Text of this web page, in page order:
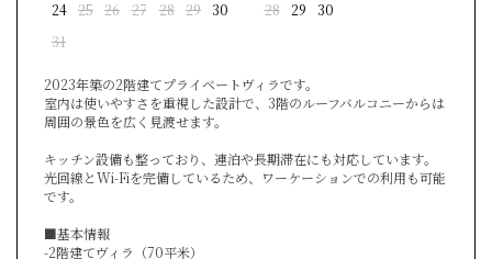
24 25 26 27 28 29
30
31
28 29 30
2023年築の2階建てプライベートヴィラです。
室内は使いやすさを重視した設計で、3階のルーフバルコニーからは
周囲の景色を広く見渡せます。
キッチン設備も整っており、連泊や長期滞在にも対応しています。
光回線とWi-Fiを完備しているため、ワーケーションでの利用も可能
です。
■基本情報
-2階建てヴィラ（70平米）